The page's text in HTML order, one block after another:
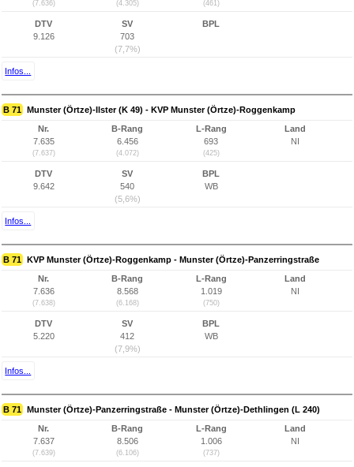
(7.636) (4.305) (461)
DTV
9.126
SV
703
(7,7%)
BPL
Infos...
B 71 Munster (Örtze)-Ilster (K 49) - KVP Munster (Örtze)-Roggenkamp
Nr.
7.635
(7.637)
B-Rang
6.456
(4.072)
L-Rang
693
(425)
Land
NI
DTV
9.642
SV
540
(5,6%)
BPL
WB
Infos...
B 71 KVP Munster (Örtze)-Roggenkamp - Munster (Örtze)-Panzerringstraße
Nr.
7.636
(7.638)
B-Rang
8.568
(6.168)
L-Rang
1.019
(750)
Land
NI
DTV
5.220
SV
412
(7,9%)
BPL
WB
Infos...
B 71 Munster (Örtze)-Panzerringstraße - Munster (Örtze)-Dethlingen (L 240)
Nr.
7.637
(7.639)
B-Rang
8.506
(6.106)
L-Rang
1.006
(737)
Land
NI